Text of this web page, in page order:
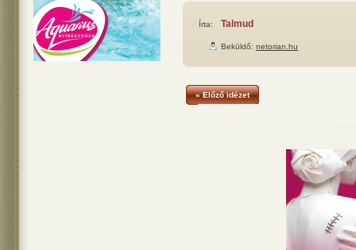
Írta: Talmud
Beküldő: netorian.hu
« Előző idézet